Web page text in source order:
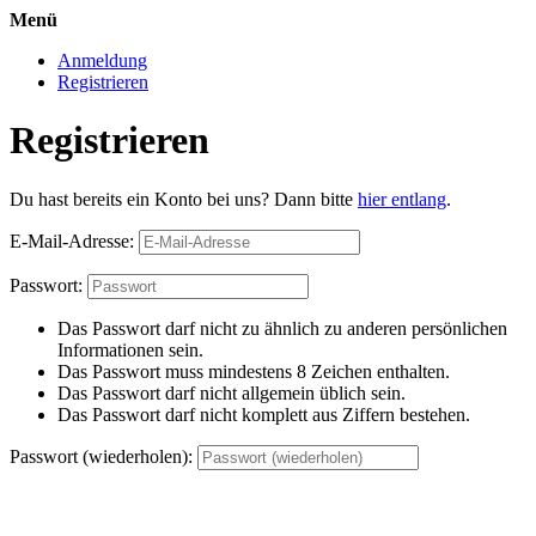
Menü
Anmeldung
Registrieren
Registrieren
Du hast bereits ein Konto bei uns? Dann bitte hier entlang.
E-Mail-Adresse:
Passwort:
Das Passwort darf nicht zu ähnlich zu anderen persönlichen
Informationen sein.
Das Passwort muss mindestens 8 Zeichen enthalten.
Das Passwort darf nicht allgemein üblich sein.
Das Passwort darf nicht komplett aus Ziffern bestehen.
Passwort (wiederholen):